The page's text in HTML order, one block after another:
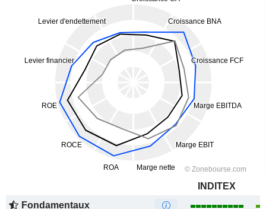
INDITEX
Fondamentaux